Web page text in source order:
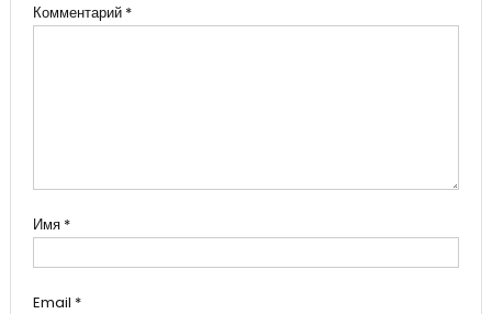
Комментарий *
Имя *
Email *